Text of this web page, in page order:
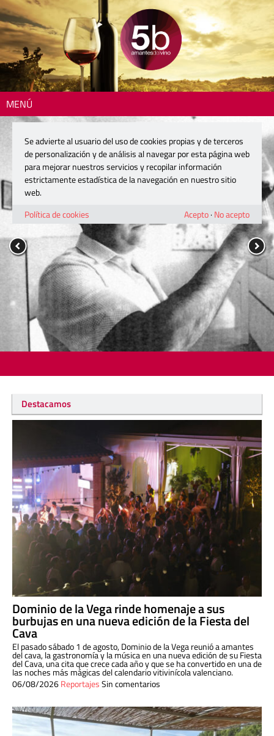
MENÚ
Destacamos
Dominio de la Vega rinde homenaje a sus
burbujas en una nueva edición de la Fiesta del
Cava
El pasado sábado 1 de agosto, Dominio de la Vega reunió a amantes
del cava, la gastronomía y la música en una nueva edición de su Fiesta
del Cava, una cita que crece cada año y que se ha convertido en una de
las noches más mágicas del calendario vitivinícola valenciano.
06/08/2026ReportajesSin comentarios
Se advierte al usuario del uso de cookies propias y de terceros
de personalización y de análisis al navegar por esta página web
para mejorar nuestros servicios y recopilar información
estrictamente estadística de la navegación en nuestro sitio
web.
Política de cookies
Acepto· No acepto